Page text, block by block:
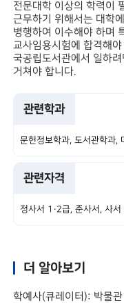
전문대학 이상의 학력이
근무하기 위해서는 대학
병행하여 이수해야 하며
교사임용시험에 합격해
국공립도서관에서 일하
거쳐야 합니다.
관련학과
문헌정보학과, 도서관학과,
(학)과, 역사학과
관련자격
정사서 1·2급, 준사서, 사서
더 알아보기
학예사(큐레이터): 박물